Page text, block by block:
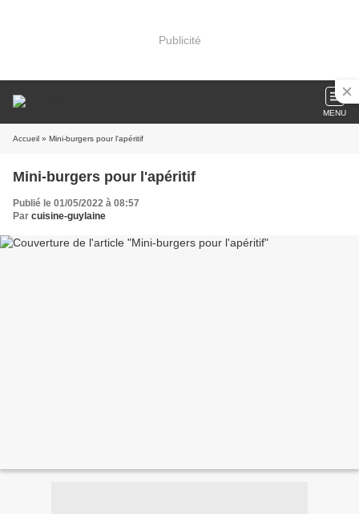
Publicité
MENU
Accueil » Mini-burgers pour l'apéritif
Mini-burgers pour l'apéritif
Publié le 01/05/2022 à 08:57
Par cuisine-guylaine